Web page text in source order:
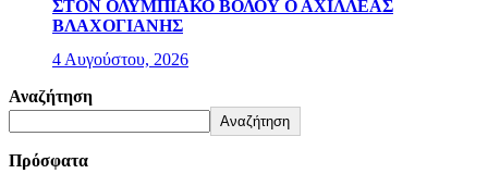
ΣΤΟΝ ΟΛΥΜΠΙΑΚΟ ΒΟΛΟΥ Ο ΑΧΙΛΛΕΑΣ
ΒΛΑΧΟΓΙΑΝΗΣ
4 Αυγούστου, 2026
Αναζήτηση
Αναζήτηση
Πρόσφατα